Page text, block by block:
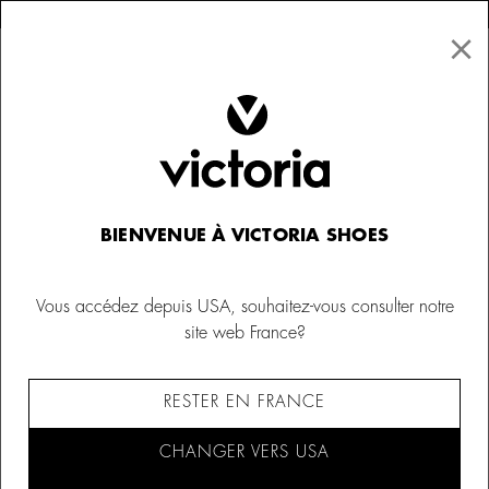
×
BIENVENUE À VICTORIA SHOES
Vous accédez depuis USA, souhaitez-vous consulter notre
site web France?
RESTER EN FRANCE
CHANGER VERS USA